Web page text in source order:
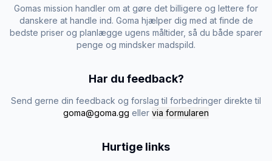
Gomas mission handler om at gøre det billigere og lettere for
danskere at handle ind. Goma hjælper dig med at finde de
bedste priser og planlægge ugens måltider, så du både sparer
penge og mindsker madspild.
Har du feedback?
Send gerne din feedback og forslag til forbedringer direkte til
goma@goma.gg eller via formularen
Hurtige links